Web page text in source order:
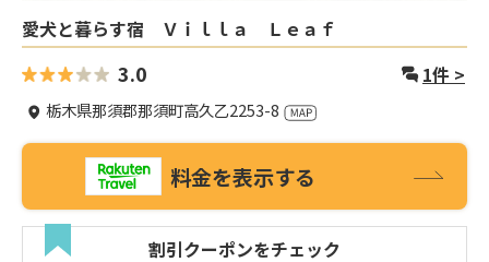
愛犬と暮らす宿 Ｖｉｌｌａ Ｌｅａｆ
3.0 1件 >
栃木県那須郡那須町高久乙2253-8
料金を表示する
割引クーポンをチェック